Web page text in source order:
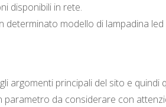
disponibili in rete.
modello di lampadina
argomenti principali del sito e quindi
parametro da considerare con